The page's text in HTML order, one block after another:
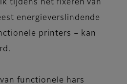
tijdens het fixeren van
energieverslindende
printers – kan
functionele hars